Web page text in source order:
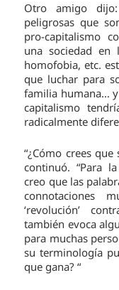
Otro amigo
peligrosas que
pro-capitalismo
una sociedad
homofobia, etc.
que luchar para
familia humana… y
capitalismo
radicalmente
“¿Cómo crees
continuó. “Para
creo que las
connotaciones
‘revolución’
también evoca
para muchas
su terminología
que gana? “